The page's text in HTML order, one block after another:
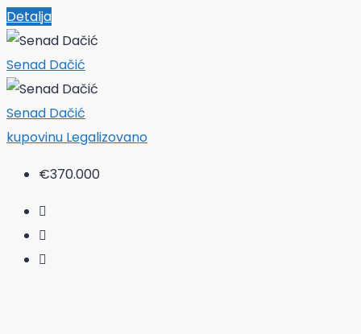
Detalja
Senad Dačić
Senad Dačić
kupovinu Legalizovano
€370.000